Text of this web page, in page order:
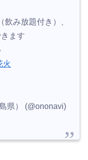
み放題付き）、
ます
火
県） (@ononavi)